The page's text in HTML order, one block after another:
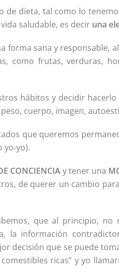
de dieta, tal como lo
saludable, es decir una
forma sana y responsable,
como frutas, verduras,
hábitos y decidir hacerlo
cuerpo, imagen,
que queremos
yo-yo).
CONCIENCIAy tener una
de querer un cambio
que al principio, no
la información
decisión que se puede
ricas” y yo